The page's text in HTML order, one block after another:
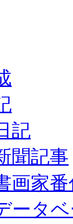
記
聞記事
画家
ータ